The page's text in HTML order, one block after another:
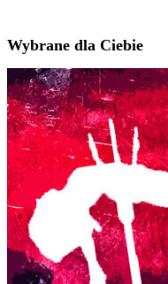
Wybrane dla Ciebie